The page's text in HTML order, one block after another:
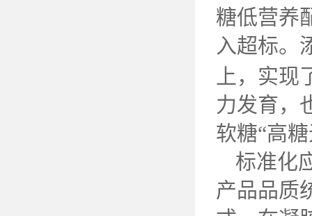
糖低营养
入超标。
上，实
力发育，
软糖“高
标准化
产品品质